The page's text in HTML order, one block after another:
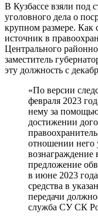
В Кузбассе взяли под
уголовного дела о
крупном размере. Как
источник в
Центрального
заместитель
эту должность с
«По версии
февраля 2023
нему за помощью
достижении
отношении него
вознаграждение
предложение
в июне 2023
средства в
передачи
служба СУ СК